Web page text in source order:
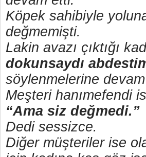
Köpek sahibiyle
değmemişti.
Lakin avazı çıktığı
dokunsaydı
söylenmelerine
Meşteri hanımefendi
“Ama siz değmedi.”
Dedi sessizce.
Diğer müşteriler ise